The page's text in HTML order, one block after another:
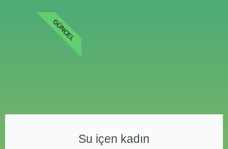
Su içen kadın
GÜNCEL